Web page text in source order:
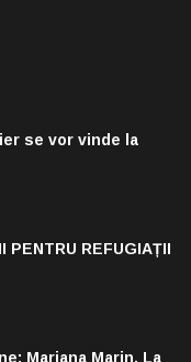
se vor vinde la
PENTRU REFUGIAȚII
Mariana Marin. La